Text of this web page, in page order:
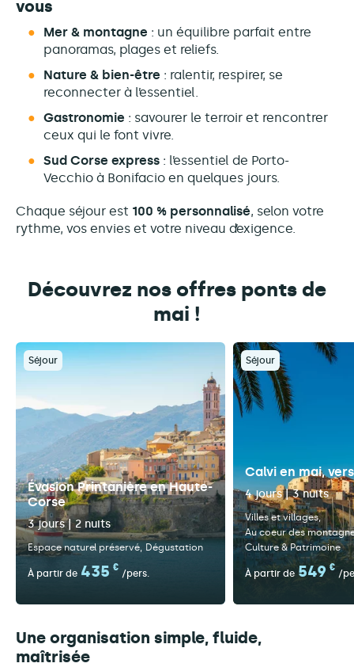
vous
Mer & montagne : un équilibre parfait entre
panoramas, plages et reliefs.
Nature & bien-être : ralentir, respirer, se
reconnecter à l’essentiel.
Gastronomie : savourer le terroir et rencontrer
ceux qui le font vivre.
Sud Corse express : l’essentiel de Porto-
Vecchio à Bonifacio en quelques jours.
Chaque séjour est 100 % personnalisé, selon votre
rythme, vos envies et votre niveau d’exigence.
Découvrez nos offres ponts de
mai !
Séjour
Évasion Printanière en Haute-
Corse
3 jours | 2 nuits
Espace naturel préservé Dégustation
À partir de 435 €
/pers.
Séjour
Calvi en mai,
4 jours | 3 nuits
Villes et villages
Au coeur des
Culture & Patrimoine
À partir de 549 €
/
Une organisation simple, fluide,
maîtrisée